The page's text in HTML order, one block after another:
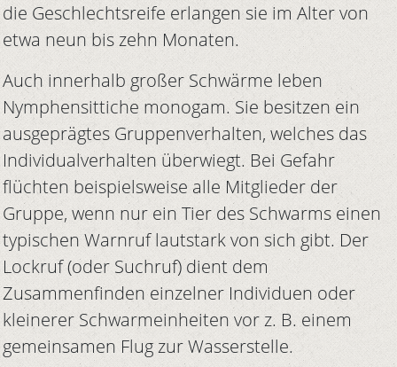
die Geschlechtsreife erlangen sie im Alter von
etwa neun bis zehn Monaten.
Auch innerhalb großer Schwärme leben
Nymphensittiche monogam. Sie besitzen ein
ausgeprägtes Gruppenverhalten, welches das
Individualverhalten überwiegt. Bei Gefahr
flüchten beispielsweise alle Mitglieder der
Gruppe, wenn nur ein Tier des Schwarms einen
typischen Warnruf lautstark von sich gibt. Der
Lockruf (oder Suchruf) dient dem
Zusammenfinden einzelner Individuen oder
kleinerer Schwarmeinheiten vor z. B. einem
gemeinsamen Flug zur Wasserstelle.